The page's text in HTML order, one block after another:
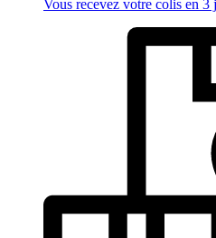
Vous recevez votre colis en 3